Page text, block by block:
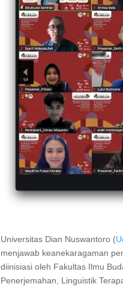
Universitas Dian Nuswantoro (
menjawab keanekaragaman
diinisiasi oleh Fakultas Ilmu
Penerjemahan, Linguistik